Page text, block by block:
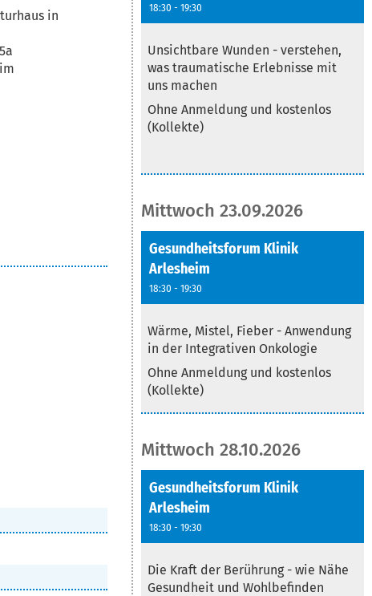
in
18:30 - 19:30
Unsichtbare Wunden - verstehen,
was traumatische Erlebnisse mit
uns machen
Ohne Anmeldung und kostenlos
(Kollekte)
Mittwoch 23.09.2026
Gesundheitsforum Klinik
Arlesheim
18:30 - 19:30
Wärme, Mistel, Fieber - Anwendung
in der Integrativen Onkologie
Ohne Anmeldung und kostenlos
(Kollekte)
Mittwoch 28.10.2026
Gesundheitsforum Klinik
Arlesheim
18:30 - 19:30
Die Kraft der Berührung - wie Nähe
Gesundheit und Wohlbefinden